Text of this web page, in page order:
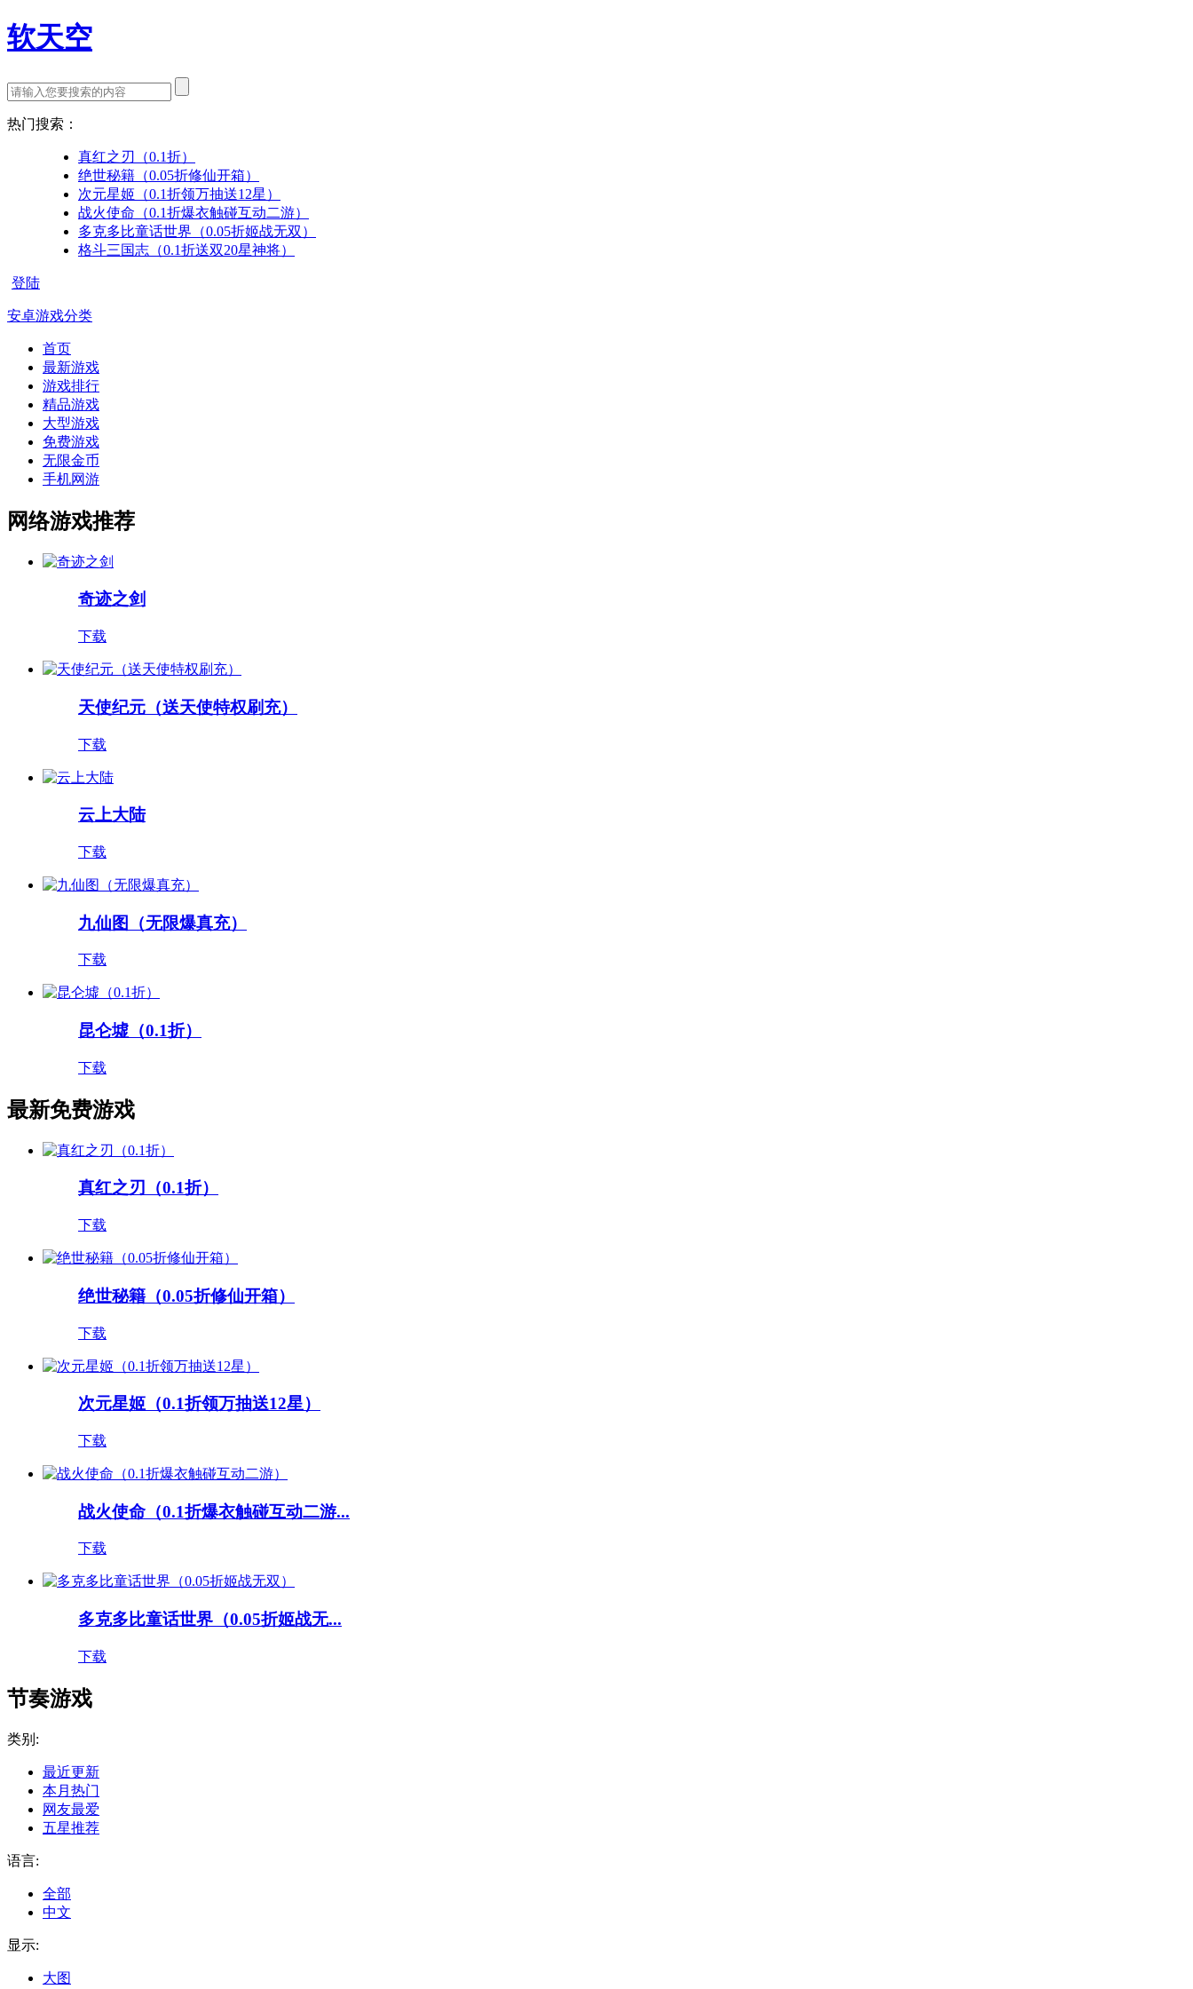
软天空
热门搜索：
真红之刃（0.1折）
绝世秘籍（0.05折修仙开箱）
次元星姬（0.1折领万抽送12星）
战火使命（0.1折爆衣触碰互动二游）
多克多比童话世界（0.05折姬战无双）
格斗三国志（0.1折送双20星神将）
登陆
安卓游戏分类
首页
最新游戏
游戏排行
精品游戏
大型游戏
免费游戏
无限金币
手机网游
网络游戏推荐
奇迹之剑
下载
天使纪元（送天使特权刷充）
下载
云上大陆
下载
九仙图（无限爆真充）
下载
昆仑墟（0.1折）
下载
最新免费游戏
真红之刃（0.1折）
下载
绝世秘籍（0.05折修仙开箱）
下载
次元星姬（0.1折领万抽送12星）
下载
战火使命（0.1折爆衣触碰互动二游...
下载
多克多比童话世界（0.05折姬战无...
下载
节奏游戏
类别:
最近更新
本月热门
网友最爱
五星推荐
语言:
全部
中文
显示:
大图